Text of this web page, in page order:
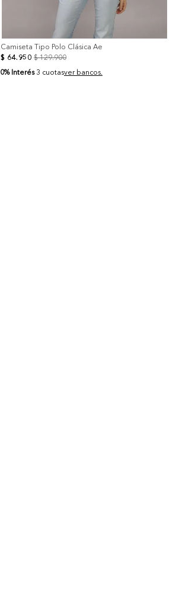
Camiseta Tipo Polo Clásica Ae
$ 64. 950 $ 129.900
0% Interés 3 cuotasver bancos.